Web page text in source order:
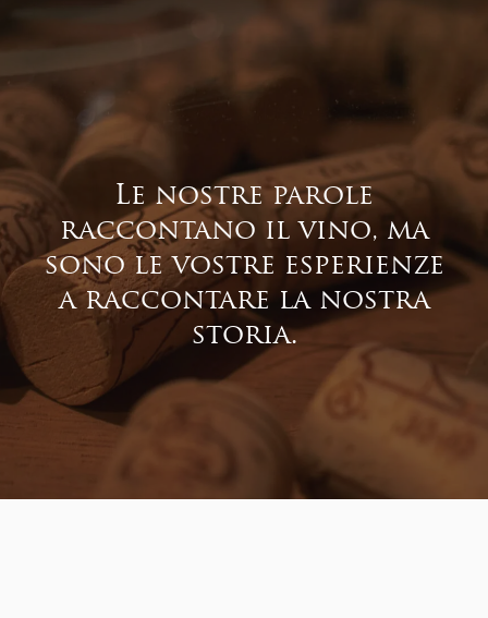
Le nostre parole
raccontano il vino, ma
sono le vostre esperienze
a raccontare la nostra
storia.